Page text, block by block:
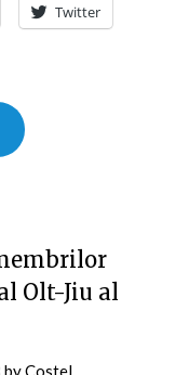
Twitter
Olt-Jiu al
byCostel